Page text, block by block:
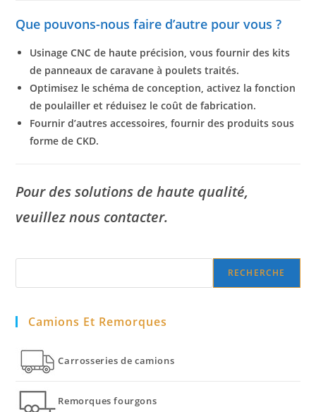
Que pouvons-nous faire d’autre pour vous ?
Usinage CNC de haute précision, vous fournir des kits
de panneaux de caravane à poulets traités.
Optimisez le schéma de conception, activez la fonction
de poulailler et réduisez le coût de fabrication.
Fournir d’autres accessoires, fournir des produits sous
forme de CKD.
Pour des solutions de haute qualité,
veuillez nous contacter.
RECHERCHE
Camions Et Remorques
Carrosseries de camions
Remorques fourgons